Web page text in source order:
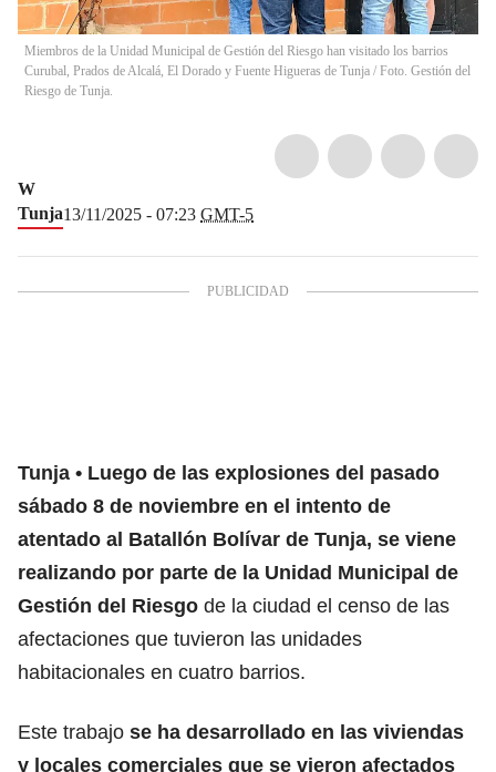
Miembros de la Unidad Municipal de Gestión del Riesgo han visitado los barrios
Curubal, Prados de Alcalá, El Dorado y Fuente Higueras de Tunja / Foto. Gestión del
Riesgo de Tunja.
W
Tunja13/11/2025 - 07:23 GMT-5
Tunja
Luego de las explosiones del pasado
sábado 8 de noviembre en el intento de
atentado al Batallón Bolívar de Tunja, se viene
realizando por parte de la Unidad Municipal de
Gestión del Riesgo de la ciudad el censo de las
afectaciones que tuvieron las unidades
habitacionales en cuatro barrios.
Este trabajo se ha desarrollado en las viviendas
y locales comerciales que se vieron afectados